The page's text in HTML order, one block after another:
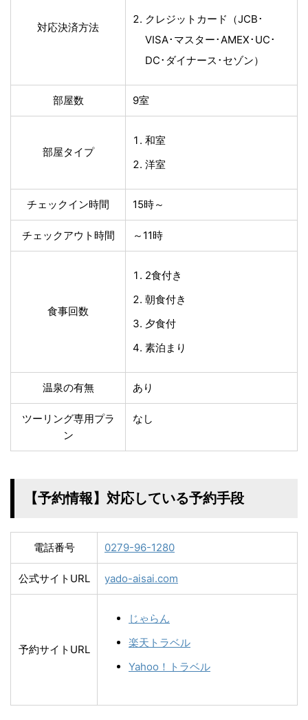
対応決済方法
クレジットカード（JCB･
VISA･マスター･AMEX･UC･
DC･ダイナース･セゾン）
部屋数 9室
部屋タイプ
和室
洋室
チェックイン時間 15時～
チェックアウト時間 ～11時
食事回数
2食付き
朝食付き
夕食付
素泊まり
温泉の有無 あり
ツーリング専用プラ
ン
なし
【予約情報】対応している予約手段
電話番号 0279-96-1280
公式サイトURL yado-aisai.com
予約サイトURL
じゃらん
楽天トラベル
Yahoo！トラベル